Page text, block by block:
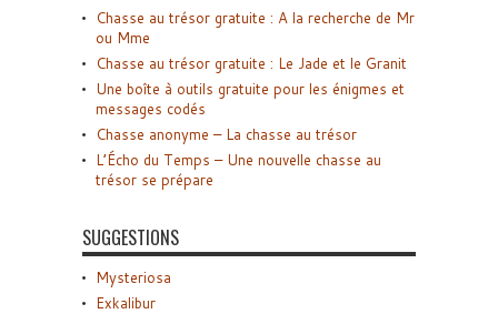
Chasse au trésor gratuite : A la recherche de Mr
ou Mme
Chasse au trésor gratuite : Le Jade et le Granit
Une boîte à outils gratuite pour les énigmes et
messages codés
Chasse anonyme – La chasse au trésor
L’Écho du Temps – Une nouvelle chasse au
trésor se prépare
SUGGESTIONS
Mysteriosa
Exkalibur